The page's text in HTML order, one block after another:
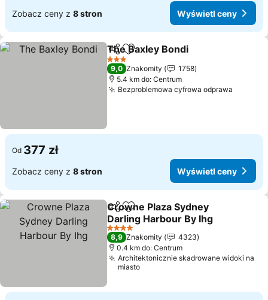
Zobacz ceny z 8 stron Wyświetl ceny
Udostępnij
Dodaj do ulubionych
The Baxley Bondi
3 Kategoria
9,0 Znakomity
1758
5.4 km do: Centrum
Bezproblemowa cyfrowa odprawa
Od 377 zł
Zobacz ceny z 8 stron Wyświetl ceny
UdostępnijDodaj do ulubionych
Crowne Plaza Sydney
Darling Harbour By Ihg
4 Kategoria
8,9 Znakomity
4323
0.4 km do: Centrum
Architektonicznie skadrowane widoki na
miasto